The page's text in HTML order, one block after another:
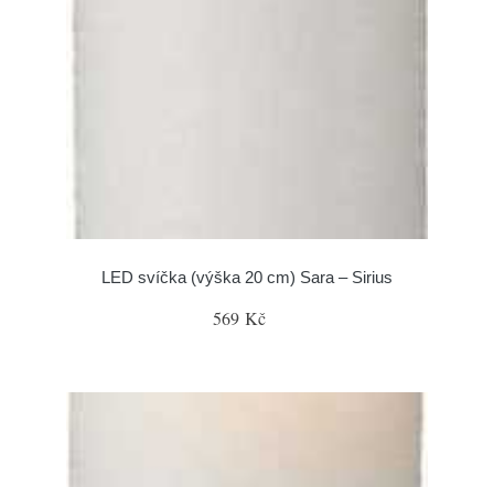
LED svíčka (výška 20 cm) Sara – Sirius
569 Kč